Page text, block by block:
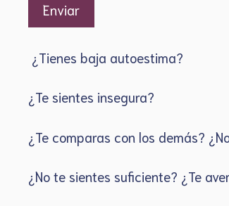
¿Tienes baja autoestima?
¿Te sientes insegura?
¿Te comparas con los demás?
¿No te sientes suficiente? ¿Te